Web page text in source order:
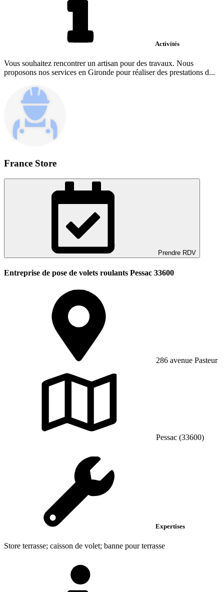
Activités
Vous souhaitez rencontrer un artisan pour des travaux. Nous
proposons nos services en Gironde pour réaliser des prestations d...
France Store
Prendre RDV
Entreprise de pose de volets roulants Pessac 33600
286 avenue Pasteur
Pessac (33600)
Expertises
Store terrasse; caisson de volet; banne pour terrasse